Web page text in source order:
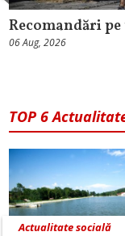
Recomandări
06 Aug, 2026
TOP 6
Actualitate socială